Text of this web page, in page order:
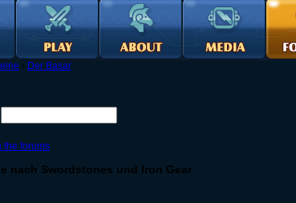
› Der Basar
the forums
nach Swordstones und Iron Gear